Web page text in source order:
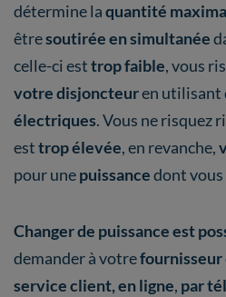
détermine laquantité
êtresoutirée en simultanée
celle-ci esttrop faible, vous
votre disjoncteuren utilisant
électriques. Vous ne risquez
esttrop élevée, en revanche,
pour unepuissancedont vous
Changer de puissance est
demander à votrefournisseur
service client,en ligne, par